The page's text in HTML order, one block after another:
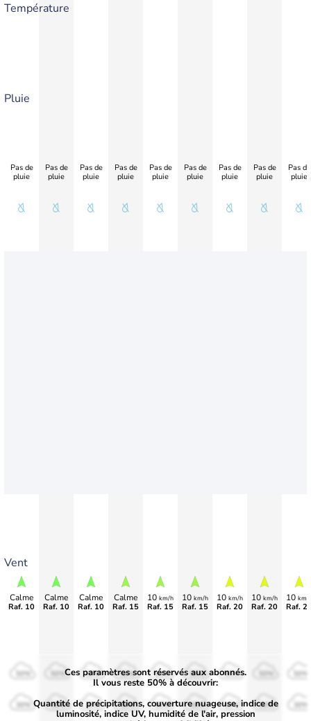
Température
Pluie
Vent
Pas de
pluie
Calme
Raf. 10
Pas de
pluie
Calme
Raf. 10
Pas de
pluie
Calme
Raf. 10
Pas de
pluie
Calme
Raf. 15
Pas de
pluie
10 km/h
Raf. 15
Pas de
pluie
10 km/h
Raf. 15
Pas de
pluie
10 km/h
Raf. 20
Pas de
pluie
10 km/h
Raf. 20
Pas de
pluie
10 km/
Raf.
50%
30%
50%
30%
50%
30%
50%
30%
50%
30%
50%
30%
50%
30% 30% 30%
Ces paramètres sont réservés aux abonnés.
Il vous reste 50% à découvrir:
Quantité de précipitations, couverture nuageuse, indice de
luminosité, indice UV, humidité de l'air, pression